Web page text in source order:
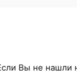
Вы не нашли